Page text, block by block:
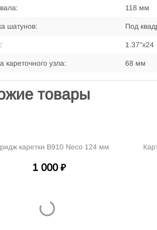
118 мм
шатунов: Под
1.37"х24
кареточного узла: 68 мм
товары
каретки B910 Neco 124 мм
1 000 ₽